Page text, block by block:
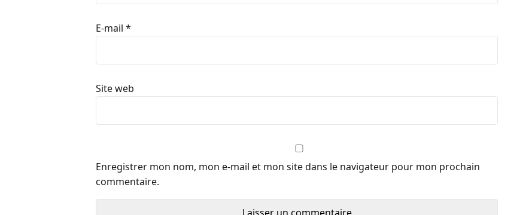
E-mail *
Site web
Enregistrer mon nom, mon e-mail et mon site dans le navigateur pour mon prochain
commentaire.